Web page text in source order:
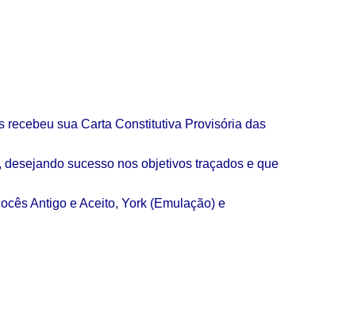
recebeu sua Carta Constitutiva Provisória das
sucesso nos objetivos traçados e que
Antigo e Aceito, York (Emulação) e